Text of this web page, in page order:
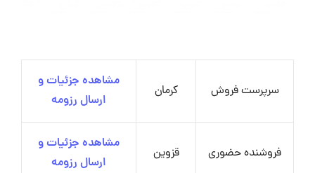
سرپرست فروش کرمان
مشاهده جزئیات و
ارسال رزومه
فروشنده حضوری قزوین
مشاهده جزئیات و
ارسال رزومه